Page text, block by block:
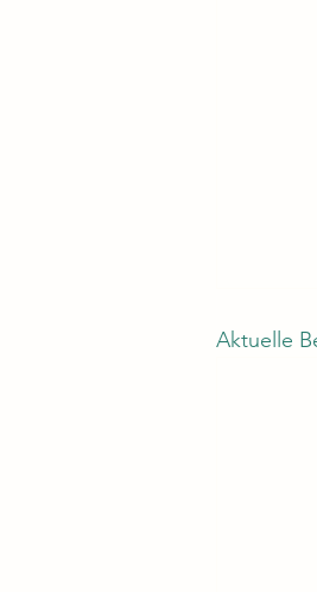
Aktuelle